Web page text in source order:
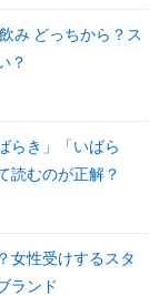
み どっちから？ス
？
らき」「いばら
読むのが正解？
女性受けするスタ
ランド